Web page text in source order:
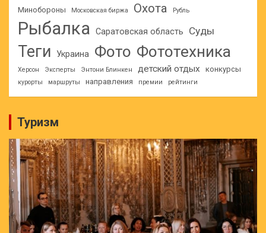
Минобороны Московская биржа Охота Рубль
Рыбалка Саратовская область Суды
Теги Украина Фото Фототехника
Херсон Эксперты Энтони Блинкен детский отдых конкурсы
курорты маршруты направления премии рейтинги
Туризм